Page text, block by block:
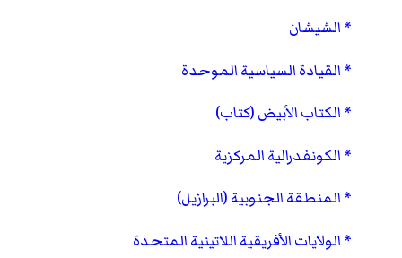
الشيشان
القيادة السياسية الموحدة
الكتاب الأبيض (كتاب)
الكونفدرالية المركزية
المنطقة الجنوبية (البرازيل)
الولايات الأفريقية اللاتينية المتحدة